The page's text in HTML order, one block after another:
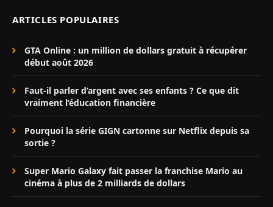
ARTICLES POPULAIRES
GTA Online : un million de dollars gratuit à récupérer
début août 2026
Faut-il parler d’argent avec ses enfants ? Ce que dit
vraiment l’éducation financière
Pourquoi la série GIGN cartonne sur Netflix depuis sa
sortie ?
Super Mario Galaxy fait passer la franchise Mario au
cinéma à plus de 2 milliards de dollars